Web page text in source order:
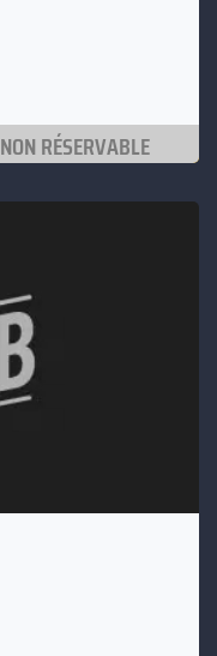
NON RÉSERVABLE